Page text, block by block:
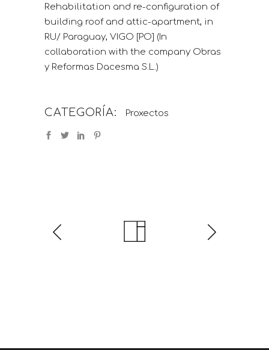
Rehabilitation and re-configuration of
building roof and attic-apartment, in
RU/ Paraguay, VIGO [PO] (In
collaboration with the company Obras
y Reformas Dacesma S.L.)
CATEGORÍA: Proxectos